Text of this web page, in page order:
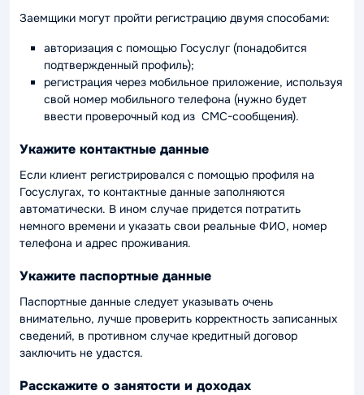
Заемщики могут пройти регистрацию двумя способами:
авторизация с помощью Госуслуг (понадобится
подтвержденный профиль);
регистрация через мобильное приложение, используя
свой номер мобильного телефона (нужно будет
ввести проверочный код из СМС-сообщения).
Укажите контактные данные
Если клиент регистрировался с помощью профиля на
Госуслугах, то контактные данные заполняются
автоматически. В ином случае придется потратить
немного времени и указать свои реальные ФИО, номер
телефона и адрес проживания.
Укажите паспортные данные
Паспортные данные следует указывать очень
внимательно, лучше проверить корректность записанных
сведений, в противном случае кредитный договор
заключить не удастся.
Расскажите о занятости и доходах